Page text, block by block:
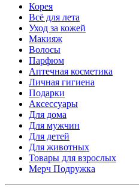
Корея
Всё для лета
Уход за кожей
Макияж
Волосы
Парфюм
Аптечная косметика
Личная гигиена
Подарки
Аксессуары
Для дома
Для мужчин
Для детей
Для животных
Товары для взрослых
Мерч Подружка